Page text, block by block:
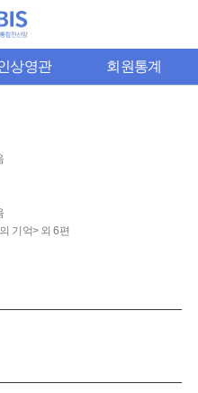
상영관 회원통계
기억> 외 6편